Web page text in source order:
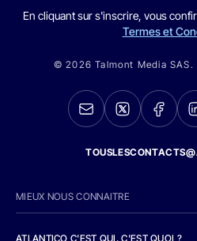
En cliquant sur s'inscrire, vous
Termes et
© 2026 Talmont Media
MIEUX NOUS CONNAITRE
ATLANTICO C'EST QUI, C'EST QUOI ?